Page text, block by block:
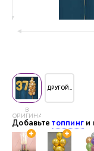
В
ОРИГИНАЛЕ
ДРУГОЙ..
Добавьтетоппинг и